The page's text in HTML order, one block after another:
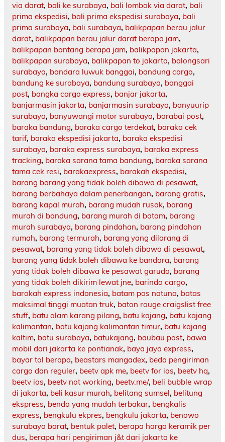
via darat, bali ke surabaya, bali lombok via darat, bali
prima ekspedisi, bali prima ekspedisi surabaya, bali
prima surabaya, bali surabaya, balikpapan berau jalur
darat, balikpapan berau jalur darat berapa jam,
balikpapan bontang berapa jam, balikpapan jakarta,
balikpapan surabaya, balikpapan to jakarta, balongsari
surabaya, bandara luwuk banggai, bandung cargo,
bandung ke surabaya, bandung surabaya, banggai
post, bangka cargo express, banjar jakarta,
banjarmasin jakarta, banjarmasin surabaya, banyuurip
surabaya, banyuwangi motor surabaya, barabai post,
baraka bandung, baraka cargo terdekat, baraka cek
tarif, baraka ekspedisi jakarta, baraka ekspedisi
surabaya, baraka express surabaya, baraka express
tracking, baraka sarana tama bandung, baraka sarana
tama cek resi, barakaexpress, barakah ekspedisi,
barang barang yang tidak boleh dibawa di pesawat,
barang berbahaya dalam penerbangan, barang gratis,
barang kapal murah, barang mudah rusak, barang
murah di bandung, barang murah di batam, barang
murah surabaya, barang pindahan, barang pindahan
rumah, barang termurah, barang yang dilarang di
pesawat, barang yang tidak boleh dibawa di pesawat,
barang yang tidak boleh dibawa ke bandara, barang
yang tidak boleh dibawa ke pesawat garuda, barang
yang tidak boleh dikirim lewat jne, barindo cargo,
barokah express indonesia, batam pos natuna, batas
maksimal tinggi muatan truk, baton rouge craigslist free
stuff, batu alam karang pilang, batu kajang, batu kajang
kalimantan, batu kajang kalimantan timur, batu kajang
kaltim, batu surabaya, batukajang, baubau post, bawa
mobil dari jakarta ke pontianak, baya jaya express,
bayar tol berapa, beastars mangadex, beda pengiriman
cargo dan reguler, beetv apk me, beetv for ios, beetv hq,
beetv ios, beetv not working, beetv.me/, beli bubble wrap
di jakarta, beli kasur murah, belitang sumsel, belitung
ekspress, benda yang mudah terbakar, bengkalis
express, bengkulu ekpres, bengkulu jakarta, benowo
surabaya barat, bentuk palet, berapa harga keramik per
dus, berapa hari pengiriman j&t dari jakarta ke